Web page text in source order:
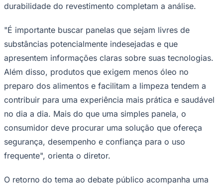
Flamengo
durabilidade do revestimento completam a análise.
"É importante buscar panelas que sejam livres de
substâncias potencialmente indesejadas e que
apresentem informações claras sobre suas tecnologias.
Além disso, produtos que exigem menos óleo no
preparo dos alimentos e facilitam a limpeza tendem a
contribuir para uma experiência mais prática e saudável
no dia a dia. Mais do que uma simples panela, o
consumidor deve procurar uma solução que ofereça
segurança, desempenho e confiança para o uso
frequente", orienta o diretor.
O retorno do tema ao debate público acompanha uma